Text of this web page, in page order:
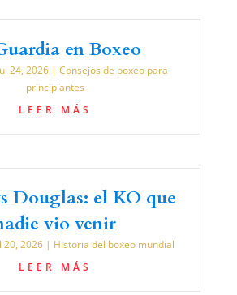
en Boxeo
24, 2026 |Consejos de boxeo para
principiantes
LEER MÁS
Douglas: el KO que
vio venir
20, 2026| Historia del boxeo mundial
LEER MÁS